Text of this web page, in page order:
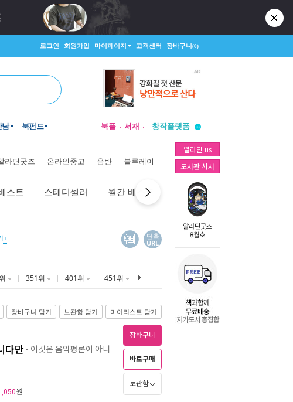
로그인 회원가입 마이페이지 고객센터 장바구니(0)
남 북펀드 북플 서재
창작플랫폼
투비컨티뉴드
알라딘 us
도서관 사서
라딘굿즈 온라인중고 음반 블루레이
스트 스테디셀러 월간 베스트 역대 베스트
단축
URL
351위 401위 451위
장바구니 담기 보관함 담기 마이리스트 담기
다만 - 이것은 음악평론이 아니
원
장바구니
바로구매
보관함